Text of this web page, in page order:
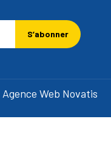
S’abonner
Agence Web Novatis